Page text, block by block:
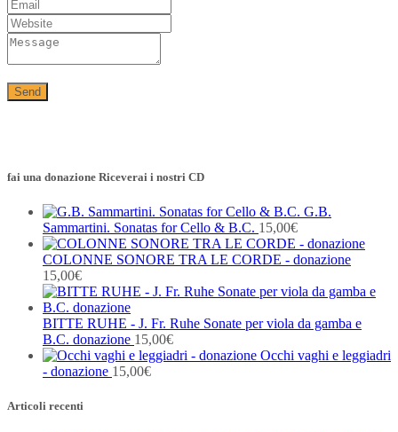
fai una donazione Riceverai i nostri CD
G.B.
Sammartini. Sonatas for Cello & B.C. 15,00€
COLONNE SONORE TRA LE CORDE - donazione
15,00€
BITTE RUHE - J. Fr. Ruhe Sonate per viola da gamba e
B.C. donazione 15,00€
Occhi vaghi e leggiadri
- donazione 15,00€
Articoli recenti